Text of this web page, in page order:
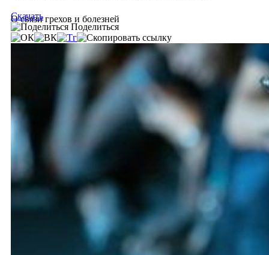
О связи грехов и болезней
Скачать
Поделиться